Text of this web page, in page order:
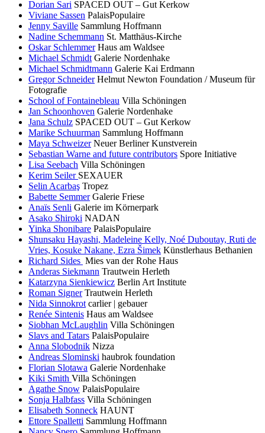
Dorian Sari SPACED OUT – Gut Kerkow
Viviane Sassen PalaisPopulaire
Jenny Saville Sammlung Hoffmann
Nadine Schemmann St. Matthäus-Kirche
Oskar Schlemmer Haus am Waldsee
Michael Schmidt Galerie Nordenhake
Michael Schmidtmann Galerie Kai Erdmann
Gregor Schneider Helmut Newton Foundation / Museum für
Fotografie
School of Fontainebleau Villa Schöningen
Jan Schoonhoven Galerie Nordenhake
Jana Schulz SPACED OUT – Gut Kerkow
Marike Schuurman Sammlung Hoffmann
Maya Schweizer Neuer Berliner Kunstverein
Sebastian Warne and future contributors Spore Initiative
Lisa Seebach Villa Schöningen
Kerim Seiler SEXAUER
Selin Acarbaş Tropez
Babette Semmer Galerie Friese
Anaïs Senli Galerie im Körnerpark
Asako Shiroki NADAN
Yinka Shonibare PalaisPopulaire
Shunsaku Hayashi, Madeleine Kelly, Noé Duboutay, Ruti de
Vries, Kosuke Nakane, Ezra Šimek Künstlerhaus Bethanien
Richard Sides Mies van der Rohe Haus
Anderas Siekmann Trautwein Herleth
Katarzyna Sienkiewicz Berlin Art Institute
Roman Signer Trautwein Herleth
Nida Sinnokrot carlier | gebauer
Renée Sintenis Haus am Waldsee
Siobhan McLaughlin Villa Schöningen
Slavs and Tatars PalaisPopulaire
Anna Slobodnik Nizza
Andreas Slominski haubrok foundation
Florian Slotawa Galerie Nordenhake
Kiki Smith Villa Schöningen
Agathe Snow PalaisPopulaire
Sonja Halbfass Villa Schöningen
Elisabeth Sonneck HAUNT
Ettore Spalletti Sammlung Hoffmann